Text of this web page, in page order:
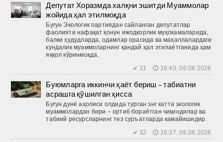
Депутат Хоразмда халқни эшитди Муаммолар
жойида ҳал этилмоқда
Бугун Экологик партиядан сайланган депутатлар
фаолияти нафақат қонун ижодкорлик муҳокамаларида,
балки ҳудудларда, одамлар орасида ва маҳаллалардаги
кундалик муаммоларнинг қандай ҳал этилаётганида ҳам
яққол кўринмоқда.
✔ 31 🕔 16:40, 06.08.2026
Буюмларга иккинчи ҳаёт бериш – табиатни
асрашга қўшилган ҳисса
Бугун дунё аҳолиси олдида турган энг катта экологик
муаммолардан бири – ортиб бораётган чиқиндилар ва
табиий ресурсларнинг тез суръатларда камайишидир.
✔ 32 🕔 16:37, 06.08.2026